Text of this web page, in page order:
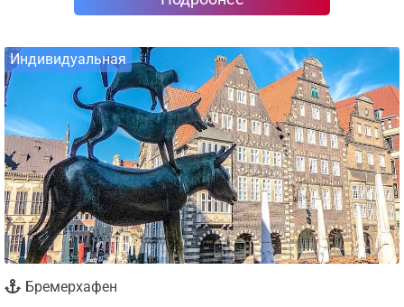
Индивидуальная
Бремерхафен